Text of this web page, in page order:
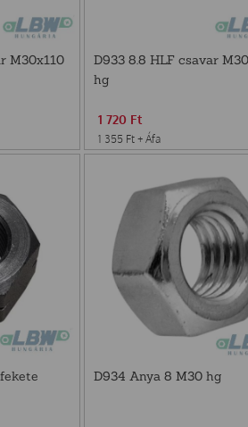
M30x110
D933 8.8 HLF csavar
hg
1 720 Ft
1 355 Ft + Áfa
D934 Anya 8 M30 hg